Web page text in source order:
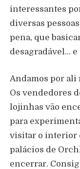
interessantes
diversas
pena, que
desagradável… e
Andamos por ali
Os vendedores
lojinhas vão
para
visitar o interior
palácios de
encerrar.